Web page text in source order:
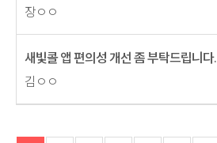
장ㅇㅇ
새빛콜 앱 편의성 개선 좀 부탁드립니다.
김ㅇㅇ